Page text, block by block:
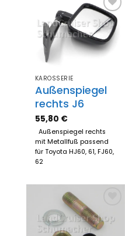
Zum
Merkzettel
hinzufügen
KAROSSERIE
Außenspiegel
rechts J6
55,80 €
Außenspiegel rechts
mit Metallfuß passend
für Toyota HJ60, 61, FJ60,
62
Zum
Merkzettel
hinzufügen